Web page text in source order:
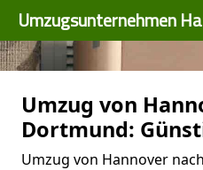
Umzugsunternehmen
Umzug von
Dortmund:
Umzug von Hannover